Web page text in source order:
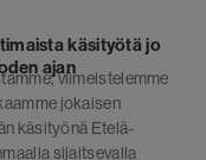
käsityötä jo
ajanviimeistelemme
jokaisen
käsityönä Etelä-
sijaitsevalla